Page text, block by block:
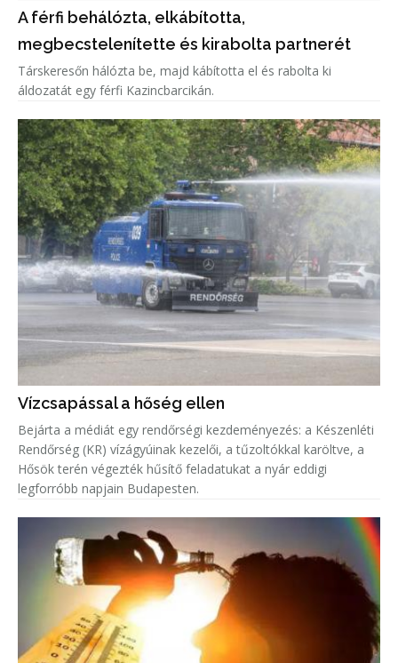
A férfi behálózta, elkábította,
megbecstelenítette és kirabolta partnerét
Társkeresőn hálózta be, majd kábította el és rabolta ki
áldozatát egy férfi Kazincbarcikán.
Vízcsapással a hőség ellen
Bejárta a médiát egy rendőrségi kezdeményezés: a Készenléti
Rendőrség (KR) vízágyúinak kezelői, a tűzoltókkal karöltve, a
Hősök terén végezték hűsítő feladatukat a nyár eddigi
legforróbb napjain Budapesten.